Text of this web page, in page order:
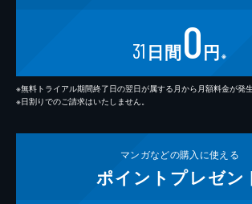
31 日間0円 ※
※無料トライアル期間終了日の翌日が属する月から月額料金が発生
※日割りでのご請求はいたしません。
マンガなどの購入に使える
ポイント プレゼン